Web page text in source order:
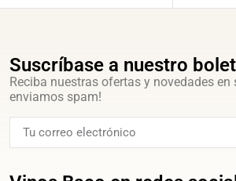
Suscríbase a nuestro
Reciba nuestras ofertas y novedades en
enviamos spam!